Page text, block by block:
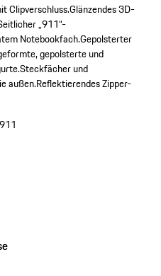
Clipverschluss.Glänzendes 3D-
„911“-
Notebookfach.Gepolsterter
gepolsterte und
Steckfächer und
außen.Reflektierendes Zipper-